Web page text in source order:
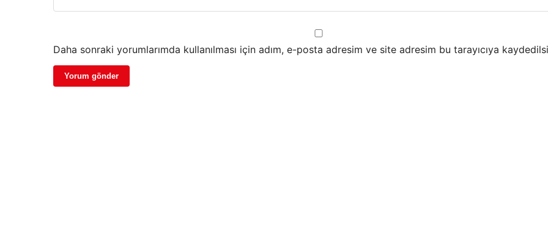
Daha sonraki yorumlarımda kullanılması için adım, e-posta adresim ve site adresim bu tarayıcıya